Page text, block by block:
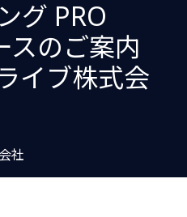
グ PRO
スのご案内
イブ株式会
社